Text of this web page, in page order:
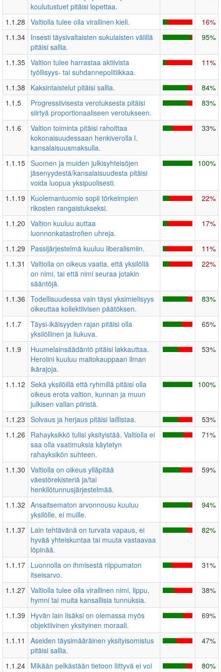
koulutustuet pitäisi lopettaa.
1.1.28 Valtiolla tulee olla virallinen kieli.
16%
1.1.34 Insesti täysivaltaisten sukulaisten välillä
pitäisi sallia.
95%
1.1.35 Valtion tulee harrastaa aktiivista
työllisyys- tai suhdannepolitiikkaa.
11%
1.1.38 Kaksintaistelut pitäisi sallia.
84%
1.1.5
Progressiivisesta verotuksesta pitäisi
siirtyä proportionaaliseen verotukseen.
83%
1.1.6
Valtion toiminta pitäisi rahoittaa
kokonaisuudessaan henkiverolla l.
kansalaisuusmaksulla.
33%
1.1.15 Suomen ja muiden julkisyhteisöjen
jäsenyydestä/kansalaisuudesta pitäisi
voida luopua yksipuolisesti.
100%
1.1.19
Kuolemantuomio sopii törkeimpien
rikosten rangaistukseksi.
22%
1.1.20 Valtion kuuluu auttaa
luonnonkatastrofien uhreja.
17%
1.1.29 Passijärjestelmä kuuluu liberalismiin.
11%
1.1.31
Valtiolla on oikeus vaatia, että yksilöllä
on nimi, tai että nimi seuraa jotakin
sääntöjä.
22%
1.1.36 Todellisuudessa vain täysi yksimielisyys
oikeuttaa kollektiivisen päätöksen.
83%
1.1.7
Täysi-ikäisyyden rajan pitäisi olla
yksilöllinen ja liukuva.
65%
1.1.9
Huumelainsäädäntö pitäisi lakkauttaa.
Heroiini kuuluu maitokauppaan ilman
ikärajoja.
53%
1.1.12 Sekä yksilöillä että ryhmillä pitäisi olla
oikeus erota valtion, kunnan ja muun
julkisen vallan piiristä.
100%
1.1.23 Solvaus ja herjaus pitäisi laillistaa.
53%
1.1.26
Rahayksikkö tulisi yksityistää. Valtiolla ei
saa olla vaatimuksia käytetyn
rahayksikön suhteen.
71%
1.1.30 Valtiolla on oikeus ylläpitää
väestörekisteriä ja/tai
henkilötunnusjärjestelmää.
59%
1.1.32 Ansaitsematon arvonnousu kuuluu
yksilölle, ei muille.
94%
1.1.37 Lain tehtävänä on turvata vapaus, ei
hyvää yhteiskuntaa tai muuta vastaavaa
löpinää.
82%
1.1.17 Luonnolla on ihmisestä riippumaton
itseisarvo.
31%
1.1.27 Valtiolla tulee olla virallinen nimi, lippu,
hymni tai muita kansallisia tunnuksia.
38%
1.1.39
Hyvän lain lisäksi on olemassa myös
objektiivinen yksityinen moraali.
69%
1.1.11
Aseiden täysimääräinen yksityisomistus
pitäisi sallia.
47%
1.1.24 Mikään pelkästään tietoon liittyvä ei voi
80%